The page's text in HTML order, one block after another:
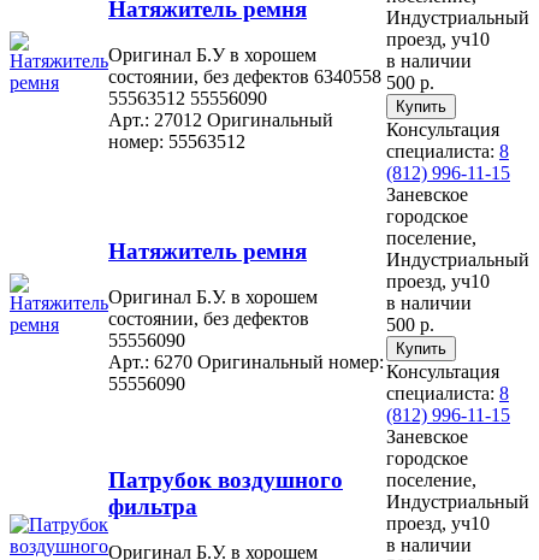
Натяжитель ремня
Оригинал Б.У в хорошем
состоянии, без дефектов 6340558
55563512 55556090
Арт.: 27012 Оригинальный
номер: 55563512
Индустриальный
проезд, уч10
в наличии
500 р.
Консультация
специалиста: 8
(812) 996-11-15
Натяжитель ремня
Оригинал Б.У. в хорошем
состоянии, без дефектов
55556090
Арт.: 6270 Оригинальный номер:
55556090
Заневское
городское
поселение,
Индустриальный
проезд, уч10
в наличии
500 р.
Консультация
специалиста: 8
(812) 996-11-15
Патрубок воздушного
фильтра
Оригинал Б.У. в хорошем
Заневское
городское
поселение,
Индустриальный
проезд, уч10
в наличии